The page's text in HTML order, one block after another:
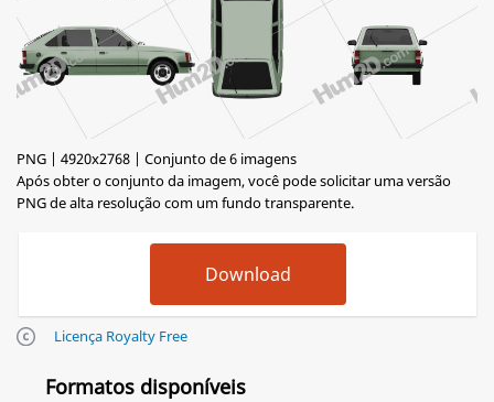
PNG | 4920x2768 | Conjunto de 6 imagens
Após obter o conjunto da imagem, você pode solicitar uma versão
PNG de alta resolução com um fundo transparente.
Licença Royalty Free
Formatos disponíveis